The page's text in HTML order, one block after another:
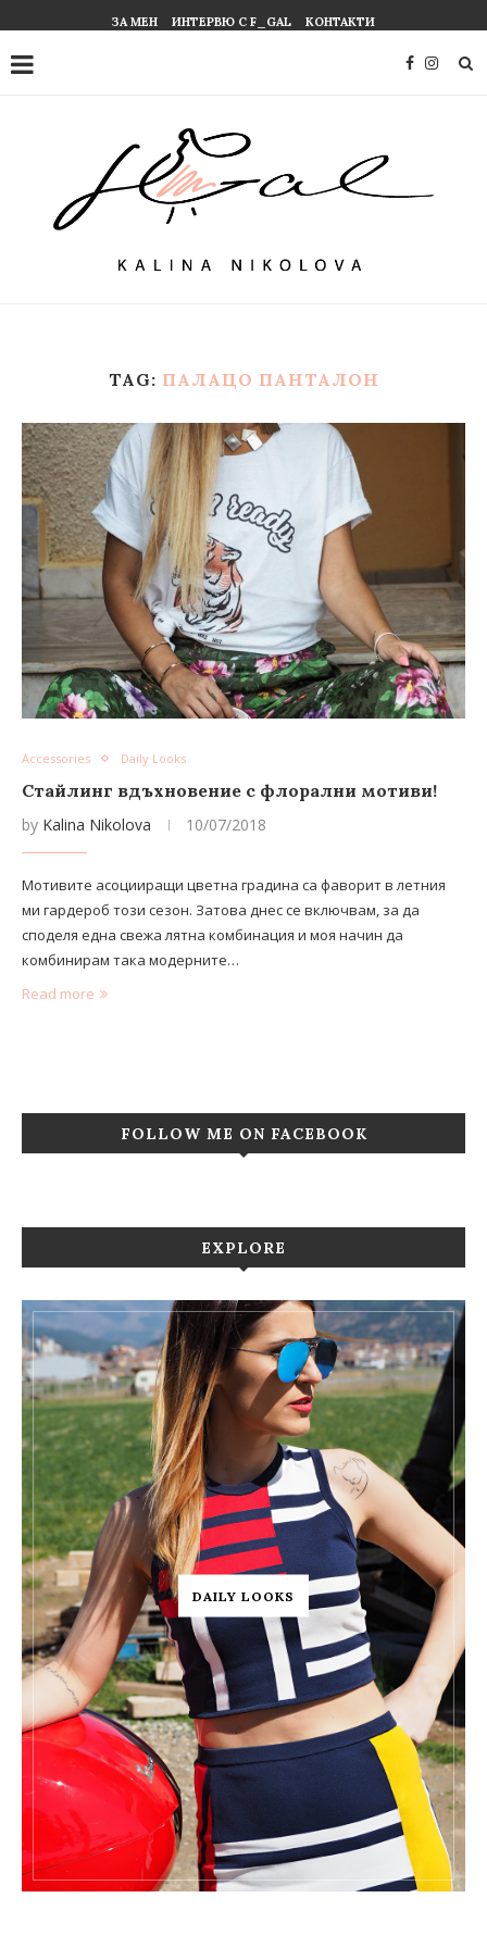
ЗА МЕН ИНТЕРВЮ С F_GAL КОНТАКТИ
TAG: ПАЛАЦО ПАНТАЛОН
Accessories Daily Looks
Стайлинг вдъхновение с флорални мотиви!
by Kalina Nikolova 10/07/2018
Мотивите асоцииращи цветна градина са фаворит в летния
ми гардероб този сезон. Затова днес се включвам, за да
споделя една свежа лятна комбинация и моя начин да
комбинирам така модерните…
Read more
FOLLOW ME ON FACEBOOK
EXPLORE
DAILY LOOKS